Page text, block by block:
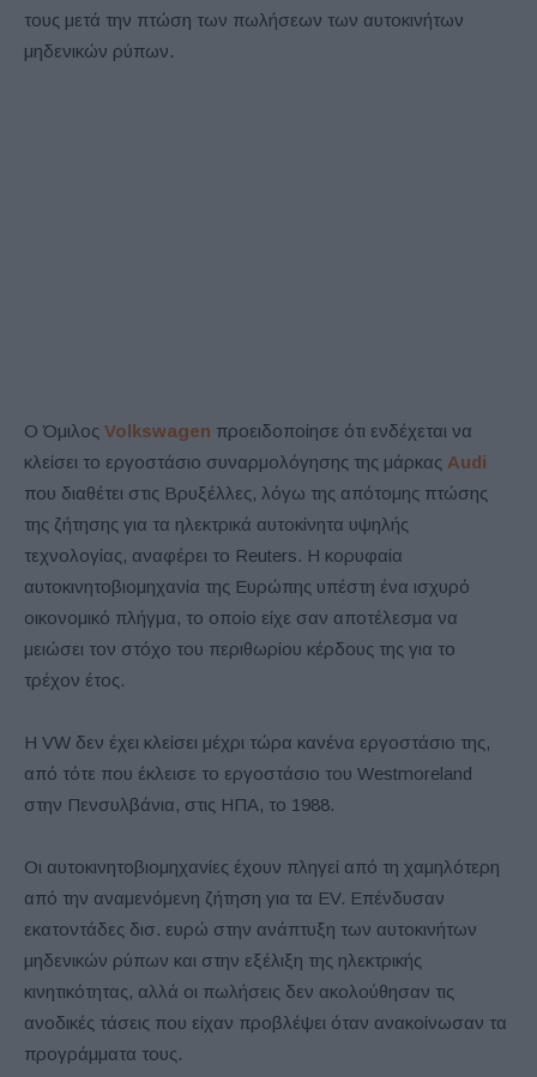
τους μετά την πτώση των πωλήσεων των αυτοκινήτων
μηδενικών ρύπων.
Ο Όμιλος Volkswagen προειδοποίησε ότι ενδέχεται να
κλείσει το εργοστάσιο συναρμολόγησης της μάρκας Audi
που διαθέτει στις Βρυξέλλες, λόγω της απότομης πτώσης
της ζήτησης για τα ηλεκτρικά αυτοκίνητα υψηλής
τεχνολογίας, αναφέρει το Reuters. Η κορυφαία
αυτοκινητοβιομηχανία της Ευρώπης υπέστη ένα ισχυρό
οικονομικό πλήγμα, το οποίο είχε σαν αποτέλεσμα να
μειώσει τον στόχο του περιθωρίου κέρδους της για το
τρέχον έτος.
Η VW δεν έχει κλείσει μέχρι τώρα κανένα εργοστάσιο της,
από τότε που έκλεισε το εργοστάσιο του Westmoreland
στην Πενσυλβάνια, στις ΗΠΑ, το 1988.
Οι αυτοκινητοβιομηχανίες έχουν πληγεί από τη χαμηλότερη
από την αναμενόμενη ζήτηση για τα EV. Επένδυσαν
εκατοντάδες δισ. ευρώ στην ανάπτυξη των αυτοκινήτων
μηδενικών ρύπων και στην εξέλιξη της ηλεκτρικής
κινητικότητας, αλλά οι πωλήσεις δεν ακολούθησαν τις
ανοδικές τάσεις που είχαν προβλέψει όταν ανακοίνωσαν τα
προγράμματα τους.